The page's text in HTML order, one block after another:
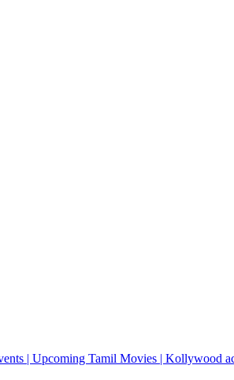
| Upcoming Tamil Movies | Kollywood